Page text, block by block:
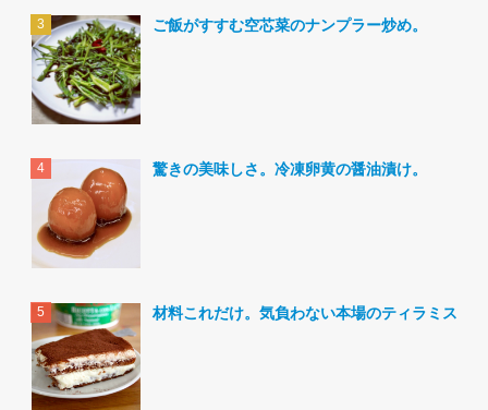
ご飯がすすむ空芯菜のナンプラー炒め。
驚きの美味しさ。冷凍卵黄の醤油漬け。
材料これだけ。気負わない本場のティラミス。